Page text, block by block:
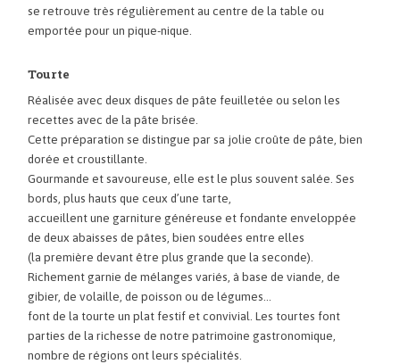
se retrouve très régulièrement au centre de la table ou
emportée pour un pique-nique.
Tourte
Réalisée avec deux disques de pâte feuilletée ou selon les
recettes avec de la pâte brisée.
Cette préparation se distingue par sa jolie croûte de pâte, bien
dorée et croustillante.
Gourmande et savoureuse, elle est le plus souvent salée. Ses
bords, plus hauts que ceux d’une tarte,
accueillent une garniture généreuse et fondante enveloppée
de deux abaisses de pâtes, bien soudées entre elles
(la première devant être plus grande que la seconde).
Richement garnie de mélanges variés, à base de viande, de
gibier, de volaille, de poisson ou de légumes…
font de la tourte un plat festif et convivial. Les tourtes font
parties de la richesse de notre patrimoine gastronomique,
nombre de régions ont leurs spécialités.